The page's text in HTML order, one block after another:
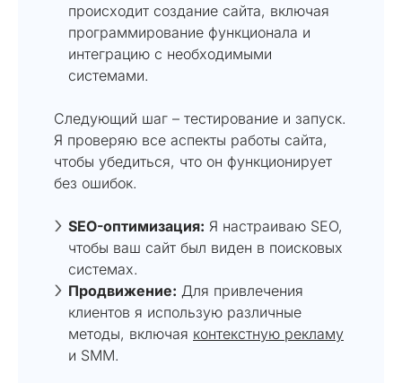
происходит создание сайта, включая
программирование функционала и
интеграцию с необходимыми
системами.
Следующий шаг – тестирование и запуск.
Я проверяю все аспекты работы сайта,
чтобы убедиться, что он функционирует
без ошибок.
SEO-оптимизация: Я настраиваю SEO,
чтобы ваш сайт был виден в поисковых
системах.
Продвижение: Для привлечения
клиентов я использую различные
методы, включая контекстную рекламу
и SMM.